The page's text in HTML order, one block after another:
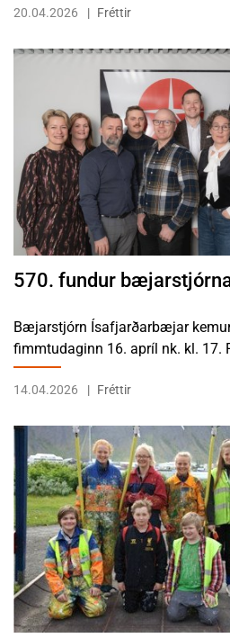
20.04.2026 Fréttir
570. fundur
Bæjarstjórn Ísafjarðarbæjar
fimmtudaginn 16. apríl nk. kl. 17.
14.04.2026 Fréttir
LESA FRÉTTINA OPIÐ FYRIR